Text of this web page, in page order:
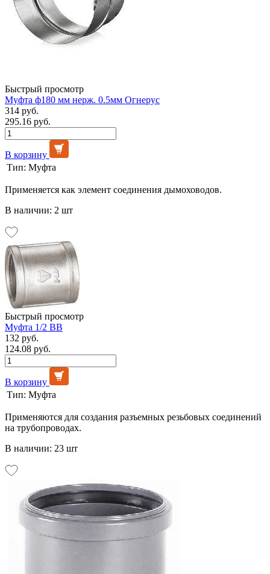
Быстрый просмотр
Муфта ф180 мм нерж. 0.5мм Огнерус
314 руб.
295.16 руб.
В корзину
Тип: Муфта
Применяется как элемент соединения дымоховодов.
В наличии: 2 шт
Быстрый просмотр
Муфта 1/2 ВВ
132 руб.
124.08 руб.
В корзину
Тип: Муфта
Применяются для создания разъемных резьбовых соединений
на трубопроводах.
В наличии: 23 шт